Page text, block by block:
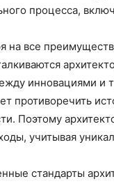
процесса,
на все
инновациями и
противоречить
Поэтому
учитывая
стандарты